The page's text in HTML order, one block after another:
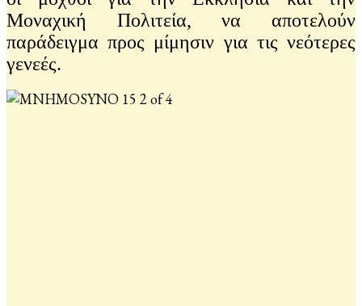
Μοναχική Πολιτεία, να αποτελούν
παράδειγμα προς μίμησιν για τις νεότερες
γενεές.